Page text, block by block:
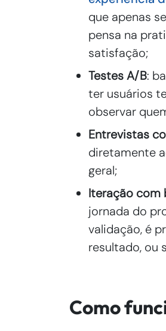
que apenas
pensa na
satisfação;
Testes A/B:
ter usuários
observar
Entrevistas
diretamente
geral;
Iteração com
jornada do
validação, é
resultado, ou
Como